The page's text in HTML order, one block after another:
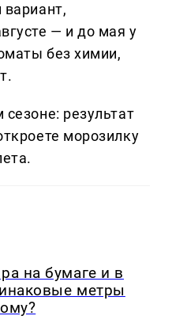
вариант,
— и до мая у
без химии,
результат
морозилку
на бумаге и в
метры